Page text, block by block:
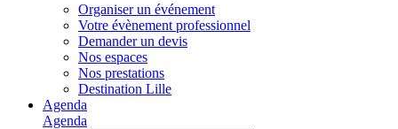
Organiser un événement
Votre évènement professionnel
Demander un devis
Nos espaces
Nos prestations
Destination Lille
Agenda
Agenda